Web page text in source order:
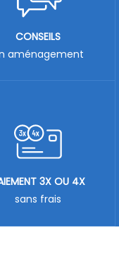
CONSEILS
aménagement
3X OU 4X
sans frais